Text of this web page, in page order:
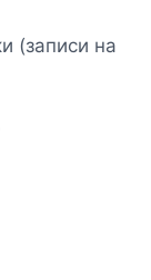
(записи на